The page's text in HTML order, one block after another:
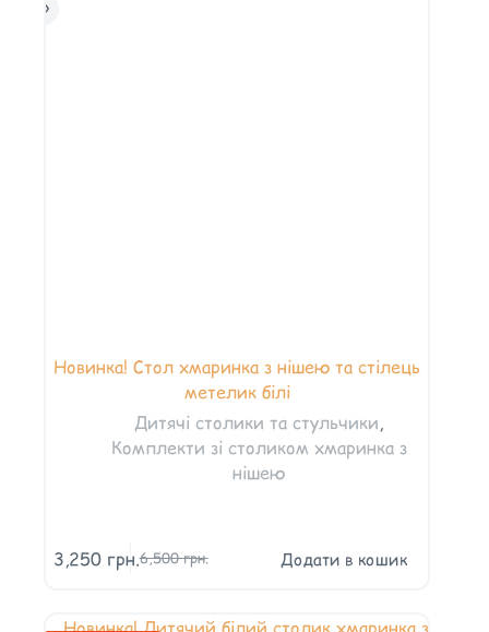
Новинка! Стол хмаринка з нішею та стілець
метелик білі
Дитячі столики та стульчики,
Комплекти зі столиком хмаринка з
нішею
6,500грн.
3,250 грн. Додати в кошик